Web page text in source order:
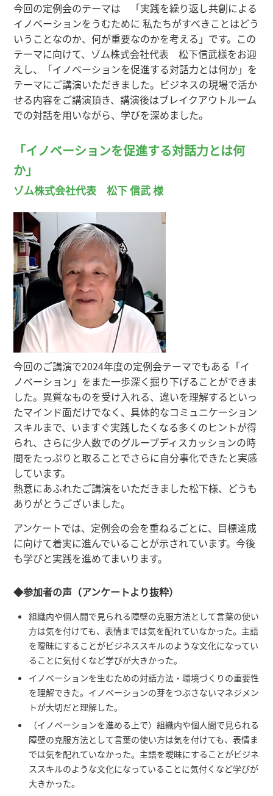
今回の定例会のテーマは 「実践を繰り返し共創による
イノベーションをうむために 私たちがすべきことはどう
いうことなのか、何が重要なのかを考える」です。この
テーマに向けて、ゾム株式会社代表 松下信武様をお迎
えし、「イノベーションを促進する対話力とは何か」を
テーマにご講演いただきました。ビジネスの現場で活か
せる内容をご講演頂き、講演後はブレイクアウトルーム
での対話を用いながら、学びを深めました。
「イノベーションを促進する対話力とは何
か」
ゾム株式会社代表 松下 信武 様
今回のご講演で2024年度の定例会テーマでもある「イ
ノベーション」をまた一歩深く掘り下げることができま
した。異質なものを受け入れる、違いを理解するといっ
たマインド面だけでなく、具体的なコミュニケーション
スキルまで、いますぐ実践したくなる多くのヒントが得
られ、さらに少人数でのグループディスカッションの時
間をたっぷりと取ることでさらに自分事化できたと実感
しています。
熱意にあふれたご講演をいただきました松下様、どうも
ありがとうございました。
アンケートでは、定例会の会を重ねるごとに、目標達成
に向けて着実に進んでいることが示されています。今後
も学びと実践を進めてまいります。
◆参加者の声（アンケートより抜粋）
組織内や個人間で見られる障壁の克服方法として言葉の使い
方は気を付けても、表情までは気を配れていなかった。主語
を曖昧にすることがビジネススキルのような文化になってい
ることに気付くなど学びが大きかった。
イノベーションを生むための対話方法・環境づくりの重要性
を理解できた。イノベーションの芽をつぶさないマネジメン
トが大切だと理解した。
（イノベーションを進める上で）組織内や個人間で見られる
障壁の克服方法として言葉の使い方は気を付けても、表情ま
では気を配れていなかった。主語を曖昧にすることがビジネ
ススキルのような文化になっていることに気付くなど学びが
大きかった。